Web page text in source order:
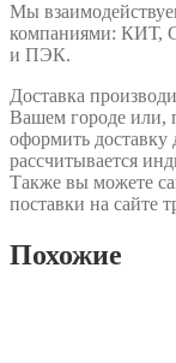
Мы
компаниями: КИТ,
и ПЭК.
Доставка
Вашем городе или,
оформить доставку
рассчитывается
Также вы можете
поставки на сайте
Похожие